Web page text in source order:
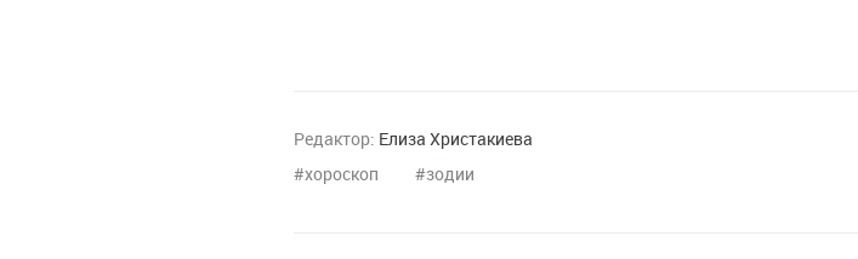
Редактор: Елиза Христакиева
хороскоп
зодии